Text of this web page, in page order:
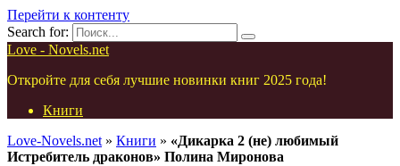
Перейти к контенту
Search for:
Love - Novels.net
Откройте для себя лучшие новинки книг 2025 года!
Книги
Love-Novels.net » Книги » «Дикарка 2 (не) любимый
Истребитель драконов» Полина Миронова